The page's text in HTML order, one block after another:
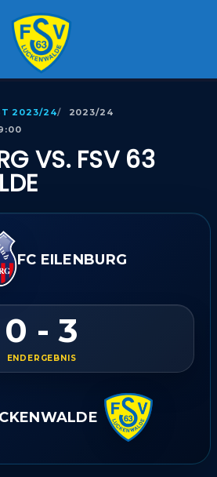
2023/24
2023/24
VS. FSV 63
FC EILENBURG
0 - 3
ENDERGEBNIS